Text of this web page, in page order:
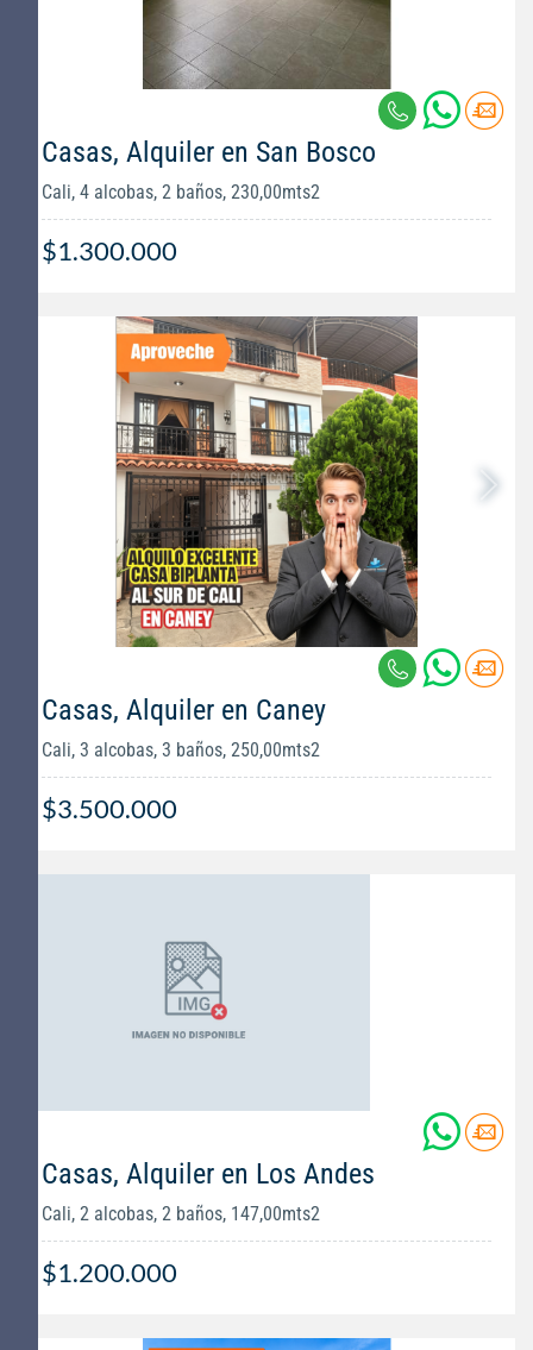
Casas, Alquiler en San Bosco
Cali, 4 alcobas, 2 baños, 230,00mts2
$1.300.000
Casas, Alquiler en Caney
Cali, 3 alcobas, 3 baños, 250,00mts2
$3.500.000
Casas, Alquiler en Los Andes
Cali, 2 alcobas, 2 baños, 147,00mts2
$1.200.000